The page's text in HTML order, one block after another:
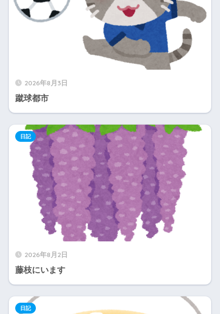
2026年8月3日
蹴球都市
2026年8月2日
藤枝にいます
日記
日記